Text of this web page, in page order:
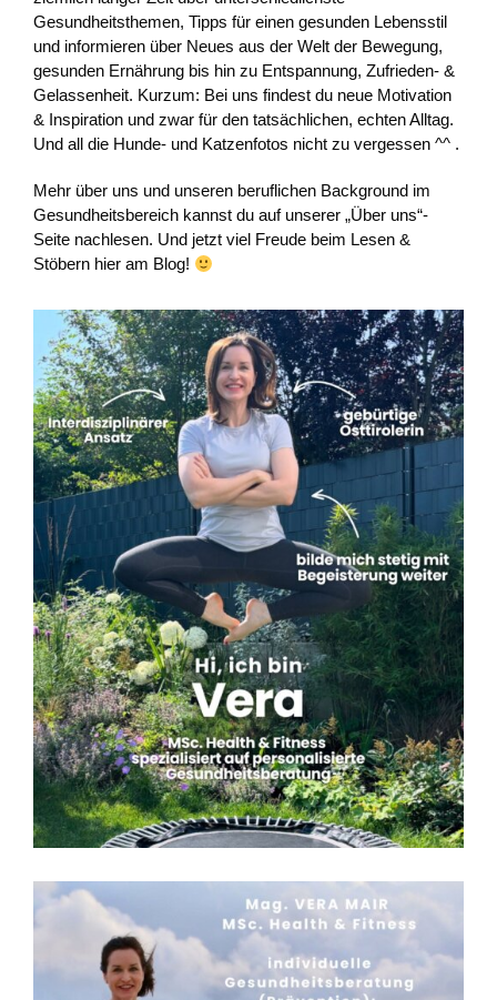
Gesundheitsthemen, Tipps für einen gesunden Lebensstil
und informieren über Neues aus der Welt der Bewegung,
gesunden Ernährung bis hin zu Entspannung, Zufrieden- &
Gelassenheit. Kurzum: Bei uns findest du neue Motivation
& Inspiration und zwar für den tatsächlichen, echten Alltag.
Und all die Hunde- und Katzenfotos nicht zu vergessen ^^ .
Mehr über uns und unseren beruflichen Background im
Gesundheitsbereich kannst du auf unserer „Über uns“-
Seite nachlesen. Und jetzt viel Freude beim Lesen &
Stöbern hier am Blog!